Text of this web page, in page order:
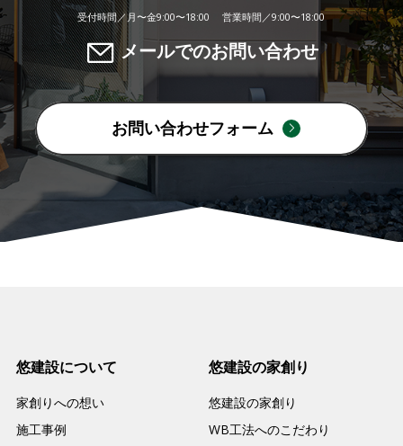
受付時間／月〜金9:00〜18:00 営業時間／9:00〜18:00
メールでのお問い合わせ
お問い合わせフォーム
悠建設について
家創りへの想い
施工事例
悠建設の家創り
悠建設の家創り
WB工法へのこだわり